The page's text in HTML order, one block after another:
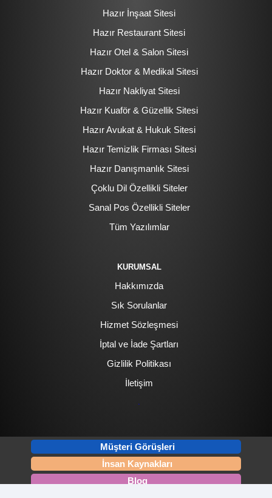
Hazır İnşaat Sitesi
Hazır Restaurant Sitesi
Hazır Otel & Salon Sitesi
Hazır Doktor & Medikal Sitesi
Hazır Nakliyat Sitesi
Hazır Kuaför & Güzellik Sitesi
Hazır Avukat & Hukuk Sitesi
Hazır Temizlik Firması Sitesi
Hazır Danışmanlık Sitesi
Çoklu Dil Özellikli Siteler
Sanal Pos Özellikli Siteler
Tüm Yazılımlar
KURUMSAL
Hakkımızda
Sık Sorulanlar
Hizmet Sözleşmesi
İptal ve İade Şartları
Gizlilik Politikası
İletişim
.
Müşteri Görüşleri
İnsan Kaynakları
Blog